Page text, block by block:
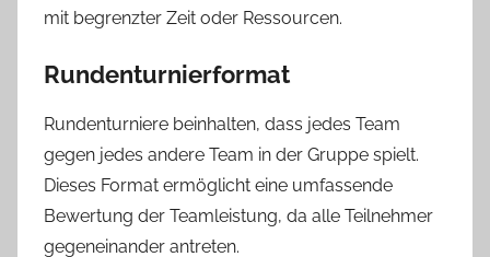
mit begrenzter Zeit oder Ressourcen.
Rundenturnierformat
Rundenturniere beinhalten, dass jedes Team
gegen jedes andere Team in der Gruppe spielt.
Dieses Format ermöglicht eine umfassende
Bewertung der Teamleistung, da alle Teilnehmer
gegeneinander antreten.